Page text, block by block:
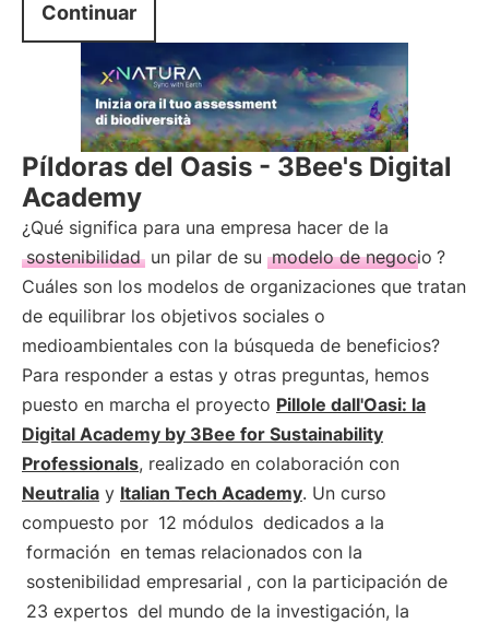
Continuar
Píldoras del Oasis - 3Bee's Digital
Academy
¿Qué significa para una empresa hacer de la
sostenibilidad un pilar de su modelo de negocio ?
Cuáles son los modelos de organizaciones que tratan
de equilibrar los objetivos sociales o
medioambientales con la búsqueda de beneficios?
Para responder a estas y otras preguntas, hemos
puesto en marcha el proyecto Pillole dall'Oasi: la
Digital Academy by 3Bee for Sustainability
Professionals, realizado en colaboración con
Neutralia y Italian Tech Academy. Un curso
compuesto por 12 módulos dedicados a la
formación en temas relacionados con la
sostenibilidad empresarial , con la participación de
23 expertos del mundo de la investigación, la